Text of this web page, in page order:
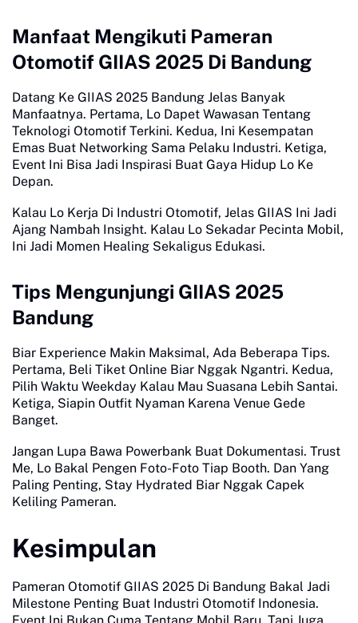
Manfaat Mengikuti Pameran
Otomotif GIIAS 2025 Di Bandung
Datang Ke GIIAS 2025 Bandung Jelas Banyak
Manfaatnya. Pertama, Lo Dapet Wawasan Tentang
Teknologi Otomotif Terkini. Kedua, Ini Kesempatan
Emas Buat Networking Sama Pelaku Industri. Ketiga,
Event Ini Bisa Jadi Inspirasi Buat Gaya Hidup Lo Ke
Depan.
Kalau Lo Kerja Di Industri Otomotif, Jelas GIIAS Ini Jadi
Ajang Nambah Insight. Kalau Lo Sekadar Pecinta Mobil,
Ini Jadi Momen Healing Sekaligus Edukasi.
Tips Mengunjungi GIIAS 2025
Bandung
Biar Experience Makin Maksimal, Ada Beberapa Tips.
Pertama, Beli Tiket Online Biar Nggak Ngantri. Kedua,
Pilih Waktu Weekday Kalau Mau Suasana Lebih Santai.
Ketiga, Siapin Outfit Nyaman Karena Venue Gede
Banget.
Jangan Lupa Bawa Powerbank Buat Dokumentasi. Trust
Me, Lo Bakal Pengen Foto-Foto Tiap Booth. Dan Yang
Paling Penting, Stay Hydrated Biar Nggak Capek
Keliling Pameran.
Kesimpulan
Pameran Otomotif GIIAS 2025 Di Bandung Bakal Jadi
Milestone Penting Buat Industri Otomotif Indonesia.